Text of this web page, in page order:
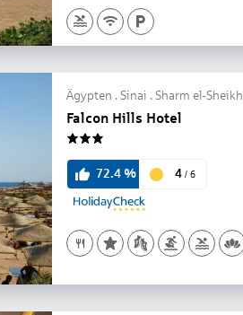
Ägypten . Sinai . Sharm el-Sheikh
Falcon Hills Hotel
72.4% 4 / 6